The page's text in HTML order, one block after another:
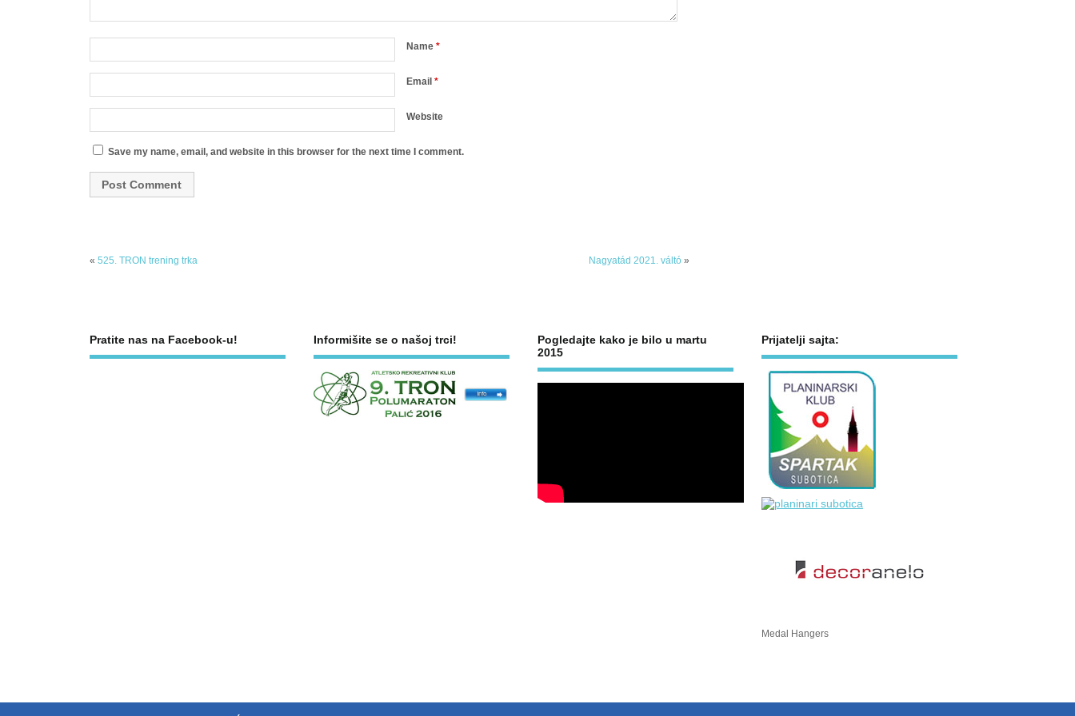
Name *
Email *
Website
Save my name, email, and website in this browser for the next time I comment.
« 525. TRON trening trka Nagyatád 2021. váltó»
Pratite nas na Facebook-u! Informišite se o našoj trci!
Pogledajte kako je bilo u martu
2015
Prijatelji sajta:
Medal Hangers